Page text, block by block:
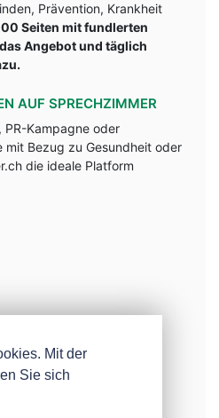
Prävention, Krankheit
Seiten mit fundlerten
Angebot und täglich
AUF SPRECHZIMMER
PR-Kampagne oder
mit Bezug zu Gesundheit oder
die ideale Platform
Mit der
Sie sich